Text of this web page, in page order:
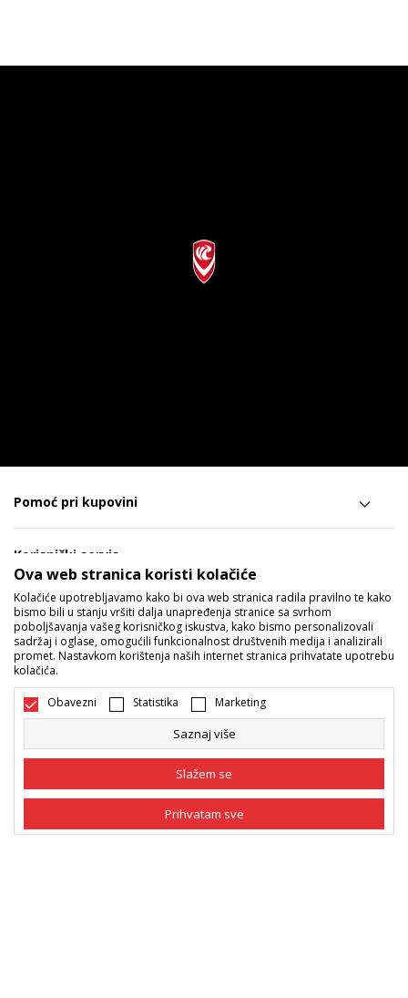
Pomoć pri kupovini
Korisnički servis
Informacije
Sport Vision ponude
Pratite nas
Mi dijelimo naše tajne sa vama. Pratite nas na društvenim
mrežama i saznajte sve o promocijama, akcijama i novitetima.
Ova web stranica koristi kolačiće
Kolačiće upotrebljavamo kako bi ova web stranica radila pravilno te kako
bismo bili u stanju vršiti dalja unapređenja stranice sa svrhom
poboljšavanja vašeg korisničkog iskustva, kako bismo personalizovali
sadržaj i oglase, omogućili funkcionalnost društvenih medija i analizirali
promet. Nastavkom korištenja naših internet stranica prihvatate upotrebu
kolačića.
Obavezni Statistika Marketing
Saznaj više
Slažem se
Prihvatam sve